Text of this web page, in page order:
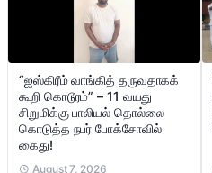
“ஐஸ்கிரீம் வாங்கித் தருவதாகக்
கூறி கொடூரம்” – 11 வயது
சிறுமிக்கு பாலியல் தொல்லை
கொடுத்த நபர் போக்சோவில்
கைது!
August 7, 2026